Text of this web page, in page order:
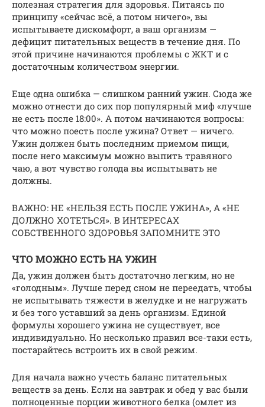
полезная стратегия для здоровья. Питаясь по
принципу «сейчас всё, а потом ничего», вы
испытываете дискомфорт, а ваш организм —
дефицит питательных веществ в течение дня. По
этой причине начинаются проблемы с ЖКТ и с
достаточным количеством энергии.
Еще одна ошибка — слишком ранний ужин. Сюда же
можно отнести до сих пор популярный миф «лучше
не есть после 18:00». А потом начинаются вопросы:
что можно поесть после ужина? Ответ — ничего.
Ужин должен быть последним приемом пищи,
после него максимум можно выпить травяного
чаю, а вот чувство голода вы испытывать не
должны.
ВАЖНО: НЕ «НЕЛЬЗЯ ЕСТЬ ПОСЛЕ УЖИНА», А «НЕ
ДОЛЖНО ХОТЕТЬСЯ». В ИНТЕРЕСАХ
СОБСТВЕННОГО ЗДОРОВЬЯ ЗАПОМНИТЕ ЭТО
ЧТО МОЖНО ЕСТЬ НА УЖИН
Да, ужин должен быть достаточно легким, но не
«голодным». Лучше перед сном не переедать, чтобы
не испытывать тяжести в желудке и не нагружать
и без того уставший за день организм. Единой
формулы хорошего ужина не существует, все
индивидуально. Но несколько правил все-таки есть,
постарайтесь встроить их в свой режим.
Для начала важно учесть баланс питательных
веществ за день. Если на завтрак и обед у вас были
полноценные порции животного белка (омлет из